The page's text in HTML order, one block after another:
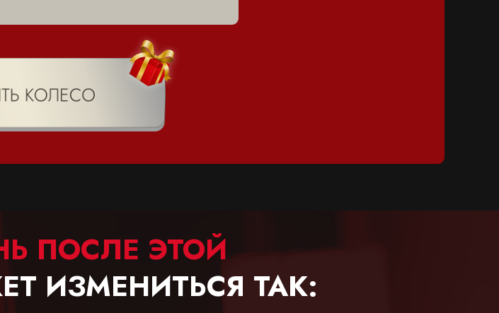
ПОСЛЕ ЭТОЙ
ИЗМЕНИТЬСЯ ТАК: